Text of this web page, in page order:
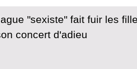
"sexiste" fait fuir les
concert d'adieu